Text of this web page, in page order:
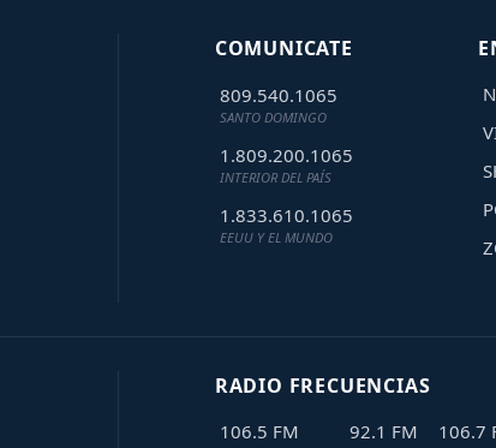
COMUNICATE
809.540.1065
SANTO DOMINGO
1.809.200.1065
INTERIOR DEL PAÍS
1.833.610.1065
EEUU Y EL MUNDO
RADIO FRECUENCIAS
106.5 FM 92.1 FM 106.7